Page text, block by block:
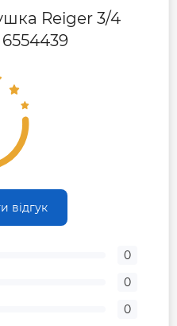
Reiger 3/4
відгук
0
0
0